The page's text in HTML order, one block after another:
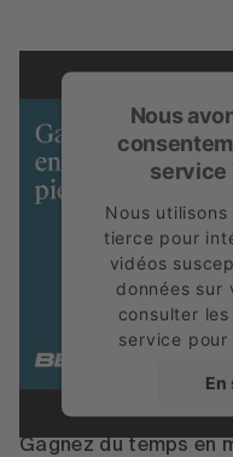
Nous
service
Nous
tierce pour
vidéos
données sur
consulter
service
En
Pieds de
Gagnez du temps en